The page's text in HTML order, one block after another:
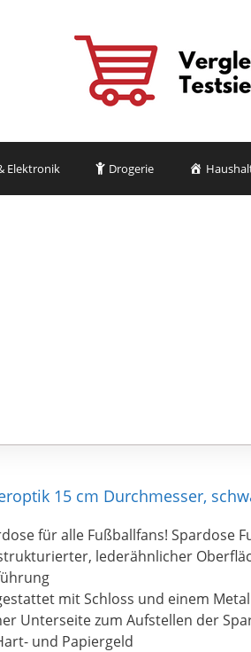
Elektronik Drogerie
15 cm Durchmesser,
für alle Fußballfans! Spardose
lederähnlicher
mit Schloss und einem
Unterseite zum Aufstellen der
und Papiergeld